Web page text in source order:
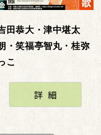
田恭大・津中堪太
・笑福亭智丸・桂弥
こ
詳細